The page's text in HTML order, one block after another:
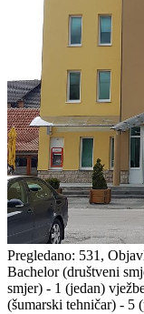
Pregledano: 531,
Bachelor (društveni
smjer) - 1 (jedan)
(šumarski tehničar) - 5